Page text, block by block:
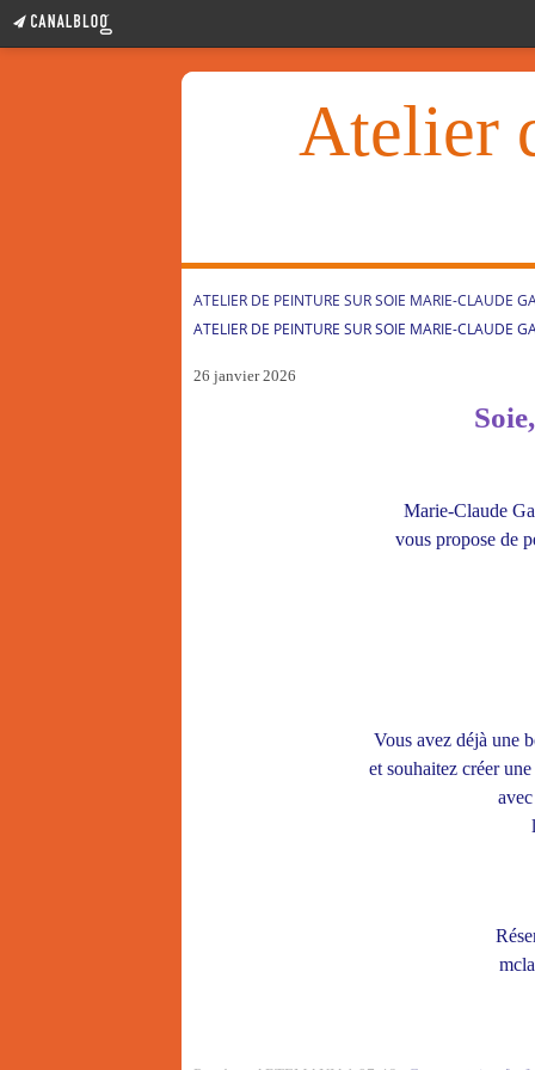
Atelier
ATELIER DE PEINTURE SUR SOIE MARIE-CLAUDE
ATELIER DE PEINTURE SUR SOIE MARIE-CLAUDE
26 janvier 2026
Marie-Claude
vous propose de
Vous avez déjà une
et souhaitez créer